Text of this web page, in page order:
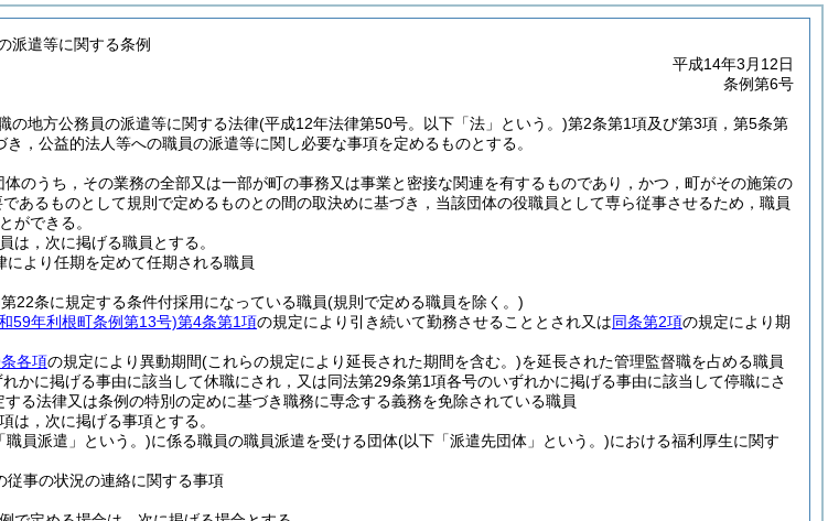
派遣等に関する条例
平成14年3月12日
条例第6号
の地方公務員の派遣等に関する法律(平成12年法律第50号。以下「法」という。)第2条第1項及び第3項，第5条第
，公益的法人等への職員の派遣等に関し必要な事項を定めるものとする。
のうち，その業務の全部又は一部が町の事務又は事業と密接な関連を有するものであり，かつ，町がその施策の
あるものとして規則で定めるものとの間の取決めに基づき，当該団体の役職員として専ら従事させるため，職員
ができる。
は，次に掲げる職員とする。
より任期を定めて任期される職員
第22条に規定する条件付採用になっている職員(規則で定める職員を除く。)
59年利根町条例第13号)第4条第1項の規定により引き続いて勤務させることとされ又は同条第2項の規定により期
各項の規定により異動期間(これらの規定により延長された期間を含む。)を延長された管理監督職を占める職員
かに掲げる事由に該当して休職にされ，又は同法第29条第1項各号のいずれかに掲げる事由に該当して停職にさ
る法律又は条例の特別の定めに基づき職務に専念する義務を免除されている職員
は，次に掲げる事項とする。
職員派遣」という。)に係る職員の職員派遣を受ける団体(以下「派遣先団体」という。)における福利厚生に関す
従事の状況の連絡に関する事項